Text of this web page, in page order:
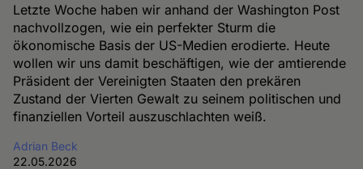
Letzte Woche haben wir anhand der Washington Post
nachvollzogen, wie ein perfekter Sturm die
ökonomische Basis der US-Medien erodierte. Heute
wollen wir uns damit beschäftigen, wie der amtierende
Präsident der Vereinigten Staaten den prekären
Zustand der Vierten Gewalt zu seinem politischen und
finanziellen Vorteil auszuschlachten weiß.
Adrian Beck
22.05.2026